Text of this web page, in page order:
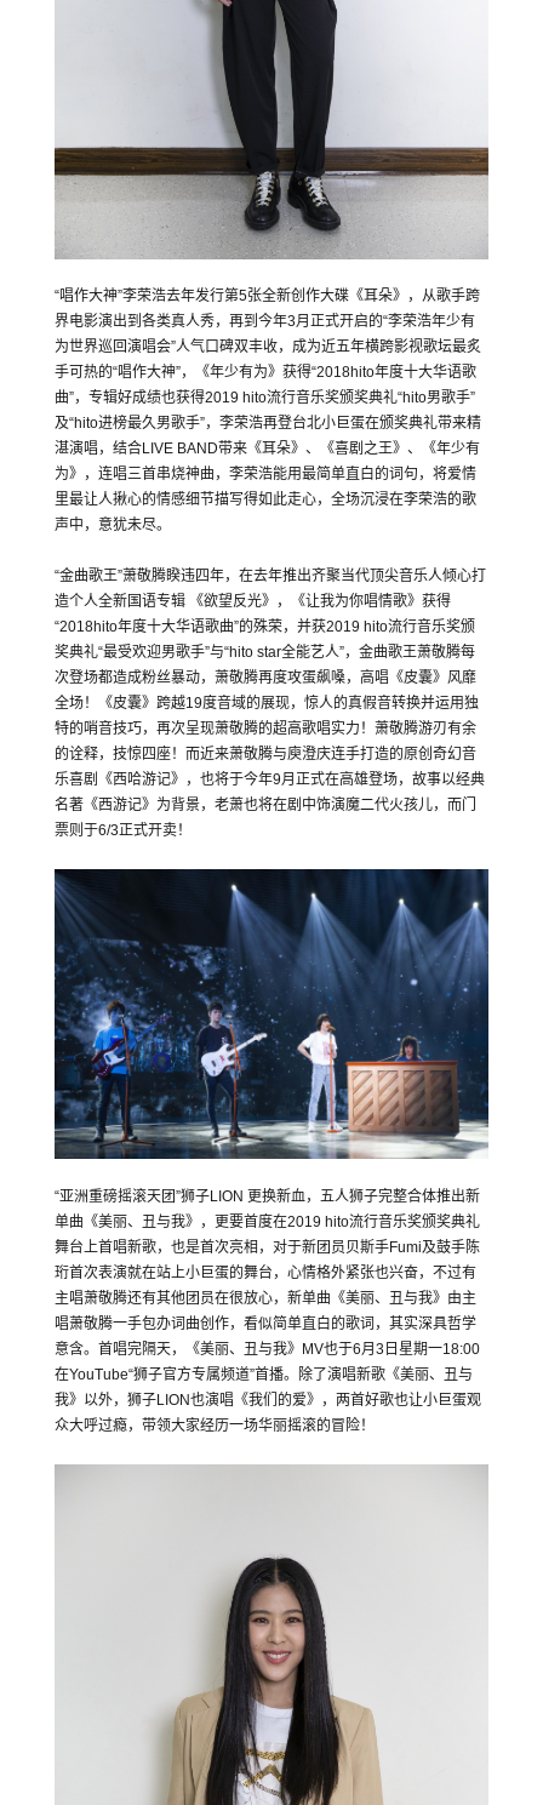
“唱作大神”李荣浩去年发行第5张全新创作大碟《耳朵》，从歌手跨
界电影演出到各类真人秀，再到今年3月正式开启的“李荣浩年少有
为世界巡回演唱会”人气口碑双丰收，成为近五年横跨影视歌坛最炙
手可热的“唱作大神”，《年少有为》获得“2018hito年度十大华语歌
曲”，专辑好成绩也获得2019 hito流行音乐奖颁奖典礼“hito男歌手”
及“hito进榜最久男歌手”，李荣浩再登台北小巨蛋在颁奖典礼带来精
湛演唱，结合LIVE BAND带来《耳朵》、《喜剧之王》、《年少有
为》，连唱三首串烧神曲，李荣浩能用最简单直白的词句，将爱情
里最让人揪心的情感细节描写得如此走心，全场沉浸在李荣浩的歌
声中，意犹未尽。
“金曲歌王”萧敬腾睽违四年，在去年推出齐聚当代顶尖音乐人倾心打
造个人全新国语专辑 《欲望反光》，《让我为你唱情歌》获得
“2018hito年度十大华语歌曲”的殊荣，并获2019 hito流行音乐奖颁
奖典礼“最受欢迎男歌手”与“hito star全能艺人”，金曲歌王萧敬腾每
次登场都造成粉丝暴动，萧敬腾再度攻蛋飙嗓，高唱《皮囊》风靡
全场！《皮囊》跨越19度音域的展现，惊人的真假音转换并运用独
特的哨音技巧，再次呈现萧敬腾的超高歌唱实力！萧敬腾游刃有余
的诠释，技惊四座！而近来萧敬腾与庾澄庆连手打造的原创奇幻音
乐喜剧《西哈游记》，也将于今年9月正式在高雄登场，故事以经典
名著《西游记》为背景，老萧也将在剧中饰演魔二代火孩儿，而门
票则于6/3正式开卖！
“亚洲重磅摇滚天团”狮子LION 更换新血，五人狮子完整合体推出新
单曲《美丽、丑与我》，更要首度在2019 hito流行音乐奖颁奖典礼
舞台上首唱新歌，也是首次亮相，对于新团员贝斯手Fumi及鼓手陈
珩首次表演就在站上小巨蛋的舞台，心情格外紧张也兴奋，不过有
主唱萧敬腾还有其他团员在很放心，新单曲《美丽、丑与我》由主
唱萧敬腾一手包办词曲创作，看似简单直白的歌词，其实深具哲学
意含。首唱完隔天，《美丽、丑与我》MV也于6月3日星期一18:00
在YouTube“狮子官方专属频道”首播。除了演唱新歌《美丽、丑与
我》以外，狮子LION也演唱《我们的爱》，两首好歌也让小巨蛋观
众大呼过瘾，带领大家经历一场华丽摇滚的冒险！